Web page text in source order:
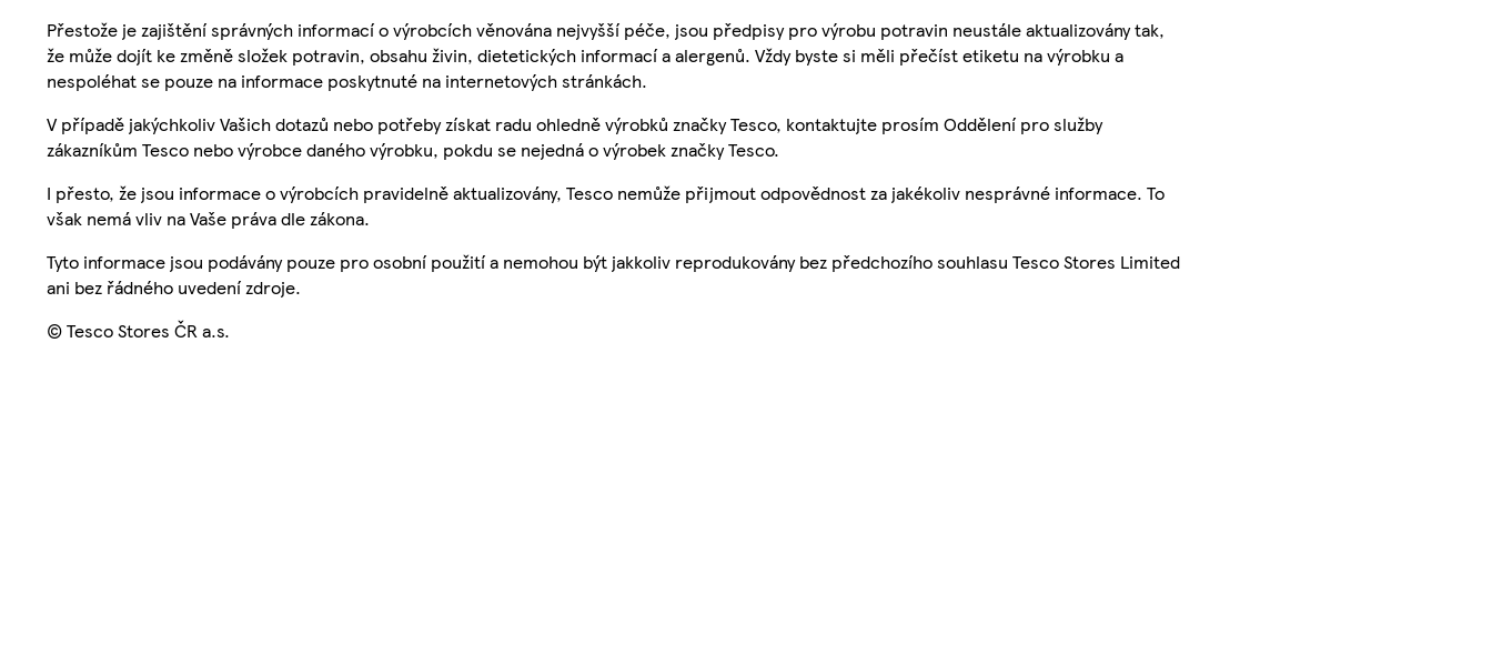
Přestože je zajištění správných informací o výrobcích věnována nejvyšší péče, jsou předpisy pro výrobu potravin neustále aktualizovány tak,
že může dojít ke změně složek potravin, obsahu živin, dietetických informací a alergenů. Vždy byste si měli přečíst etiketu na výrobku a
nespoléhat se pouze na informace poskytnuté na internetových stránkách.
V případě jakýchkoliv Vašich dotazů nebo potřeby získat radu ohledně výrobků značky Tesco, kontaktujte prosím Oddělení pro služby
zákazníkům Tesco nebo výrobce daného výrobku, pokdu se nejedná o výrobek značky Tesco.
I přesto, že jsou informace o výrobcích pravidelně aktualizovány, Tesco nemůže přijmout odpovědnost za jakékoliv nesprávné informace. To
však nemá vliv na Vaše práva dle zákona.
Tyto informace jsou podávány pouze pro osobní použití a nemohou být jakkoliv reprodukovány bez předchozího souhlasu Tesco Stores Limited
ani bez řádného uvedení zdroje.
© Tesco Stores ČR a.s.